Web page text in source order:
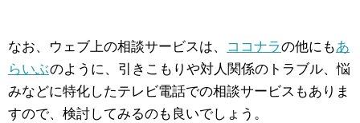
なお、ウェブ上の相談サービスは、 ココナラの他にもあ
らいぶのように、引きこもりや対人関係のトラブル、悩
みなどに特化したテレビ電話での相談サービスもありま
すので、検討してみるのも良いでしょう。